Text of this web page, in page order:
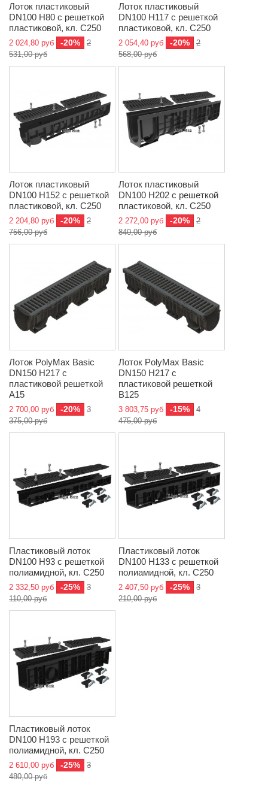
Лоток пластиковый
DN100 H80 с решеткой
пластиковой, кл. C250
2 024,80 руб -20%
2
531,00 руб
Лоток пластиковый
DN100 H117 с решеткой
пластиковой, кл. C250
2 054,40 руб -20%
2
568,00 руб
Лоток пластиковый
DN100 H152 с решеткой
пластиковой, кл. C250
2 204,80 руб -20%
2
756,00 руб
Лоток пластиковый
DN100 H202 с решеткой
пластиковой, кл. C250
2 272,00 руб -20%
2
840,00 руб
Лоток PolyMax Basic
DN150 H217 с
пластиковой решеткой
A15
2 700,00 руб -20%
3
375,00 руб
Лоток PolyMax Basic
DN150 H217 с
пластиковой решеткой
В125
3 803,75 руб -15%
4
475,00 руб
Пластиковый лоток
DN100 H93 с решеткой
полиамидной, кл. C250
2 332,50 руб -25%
3
110,00 руб
Пластиковый лоток
DN100 H133 с решеткой
полиамидной, кл. C250
2 407,50 руб -25%
3
210,00 руб
Пластиковый лоток
DN100 H193 с решеткой
полиамидной, кл. C250
2 610,00 руб -25%
3
480,00 руб